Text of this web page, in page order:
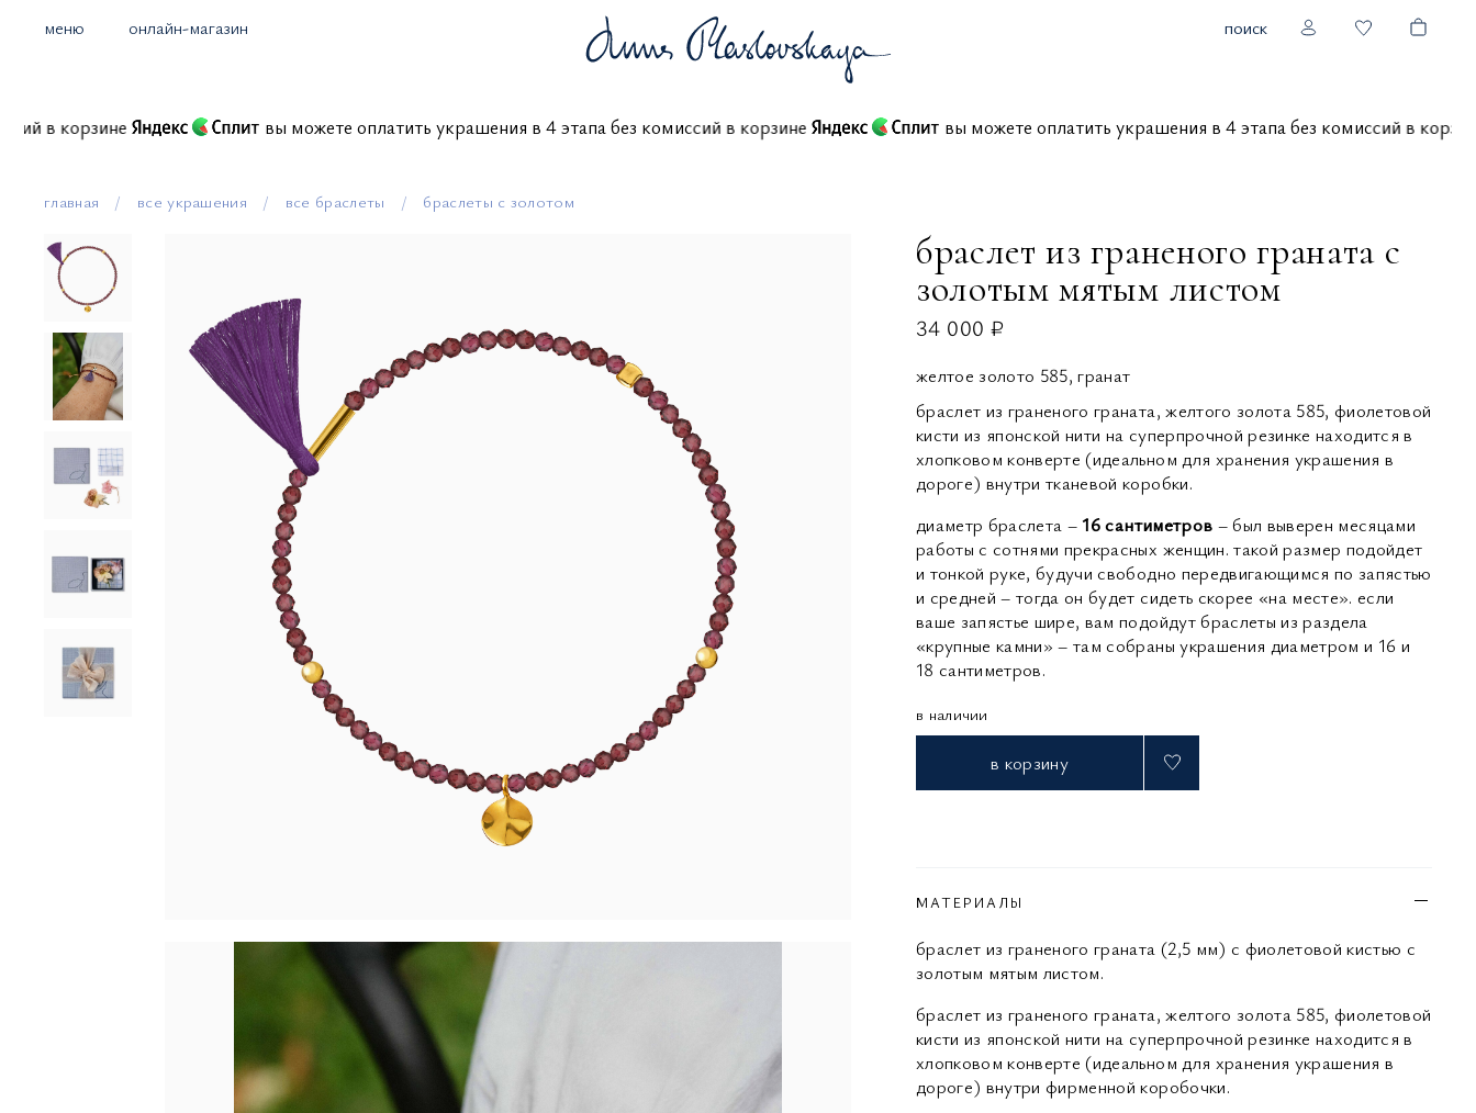
меню онлайн-магазин поиск
в корзине вы можете оплатить украшения в 4 этапа без комиссий в корзине вы можете оплатить украшения в 4 этапа без комиссий в
главная все украшения все браслеты браслеты с золотом
браслет из граненого граната с
золотым мятым листом
34 000 ₽
желтое золото 585, гранат
браслет из граненого граната, желтого золота 585, фиолетовой
кисти из японской нити на суперпрочной резинке находится в
хлопковом конверте (идеальном для хранения украшения в
дороге) внутри тканевой коробки.
диаметр браслета – 16 сантиметров – был выверен месяцами
работы с сотнями прекрасных женщин. такой размер подойдет
и тонкой руке, будучи свободно передвигающимся по запястью
и средней – тогда он будет сидеть скорее «на месте». если
ваше запястье шире, вам подойдут браслеты из раздела
«крупные камни» – там собраны украшения диаметром и 16 и
18 сантиметров.
в наличии
в корзину
МАТЕРИАЛЫ
браслет из граненого граната (2,5 мм) с фиолетовой кистью с
золотым мятым листом.
браслет из граненого граната, желтого золота 585, фиолетовой
кисти из японской нити на суперпрочной резинке находится в
хлопковом конверте (идеальном для хранения украшения в
дороге) внутри фирменной коробочки.